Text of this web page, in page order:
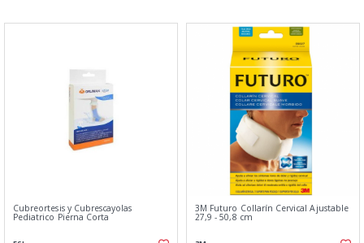
Cubreortesis y Cubrescayolas
Pediatrico Pierna Corta
3M Futuro Collarín Cervical Ajustable
27,9 - 50,8 cm